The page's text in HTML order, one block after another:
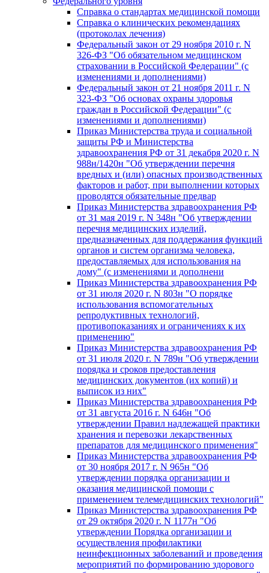
Справка о стандартах медицинской помощи
Справка о клинических рекомендациях
(протоколах лечения)
Федеральный закон от 29 ноября 2010 г. N
326-ФЗ "Об обязательном медицинском
страховании в Российской Федерации" (с
изменениями и дополнениями)
Федеральный закон от 21 ноября 2011 г. N
323-ФЗ "Об основах охраны здоровья
граждан в Российской Федерации" (с
изменениями и дополнениями)
Приказ Министерства труда и социальной
защиты РФ и Министерства
здравоохранения РФ от 31 декабря 2020 г. N
988н/1420н "Об утверждении перечня
вредных и (или) опасных производственных
факторов и работ, при выполнении которых
проводятся обязательные предвар
Приказ Министерства здравоохранения РФ
от 31 мая 2019 г. N 348н "Об утверждении
перечня медицинских изделий,
предназначенных для поддержания функций
органов и систем организма человека,
предоставляемых для использования на
дому" (с изменениями и дополнени
Приказ Министерства здравоохранения РФ
от 31 июля 2020 г. N 803н "О порядке
использования вспомогательных
репродуктивных технологий,
противопоказаниях и ограничениях к их
применению"
Приказ Министерства здравоохранения РФ
от 31 июля 2020 г. N 789н "Об утверждении
порядка и сроков предоставления
медицинских документов (их копий) и
выписок из них"
Приказ Министерства здравоохранения РФ
от 31 августа 2016 г. N 646н "Об
утверждении Правил надлежащей практики
хранения и перевозки лекарственных
препаратов для медицинского применения"
Приказ Министерства здравоохранения РФ
от 30 ноября 2017 г. N 965н "Об
утверждении порядка организации и
оказания медицинской помощи с
применением телемедицинских технологий"
Приказ Министерства здравоохранения РФ
от 29 октября 2020 г. N 1177н "Об
утверждении Порядка организации и
осуществления профилактики
неинфекционных заболеваний и проведения
мероприятий по формированию здорового